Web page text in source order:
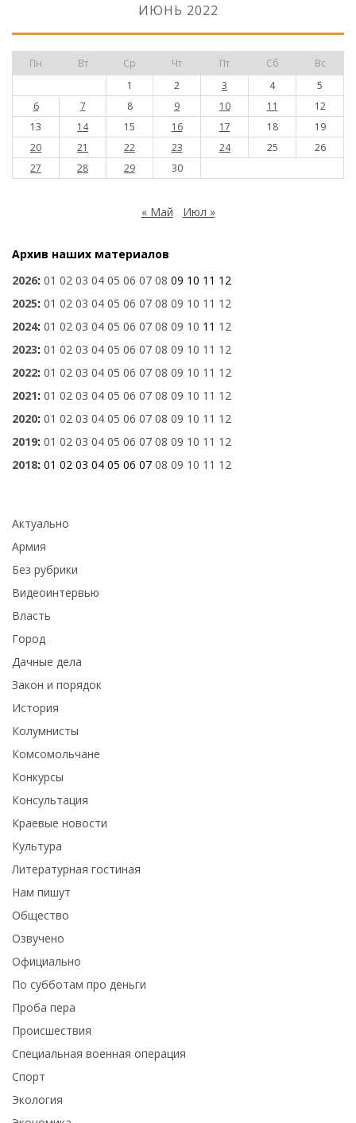
ИЮНЬ 2022
Пн Вт Ср Чт Пт Сб
Вс
1
2 3 4
5
6
7 8 9 10 11
12
13
14 15 16 17 18
19
20
21 22 23 24 25
26
27
28 29 30
« Май Июл »
Архив наших материалов
2026: 01 02 03 04 05 06 07 08 09 10 11 12
2025: 01 02 03 04 05 06 07 08 09 10 11 12
2024: 01 02 03 04 05 06 07 08 09 10 11 12
2023: 01 02 03 04 05 06 07 08 09 10 11 12
2022: 01 02 03 04 05 06 07 08 09 10 11 12
2021: 01 02 03 04 05 06 07 08 09 10 11 12
2020: 01 02 03 04 05 06 07 08 09 10 11 12
2019: 01 02 03 04 05 06 07 08 09 10 11 12
2018: 01 02 03 04 05 06 07 08 09 10 11 12
Актуально
Армия
Без рубрики
Видеоинтервью
Власть
Город
Дачные дела
Закон и порядок
История
Колумнисты
Комсомольчане
Конкурсы
Консультация
Краевые новости
Культура
Литературная гостиная
Нам пишут
Общество
Озвучено
Официально
По субботам про деньги
Проба пера
Происшествия
Специальная военная операция
Спорт
Экология